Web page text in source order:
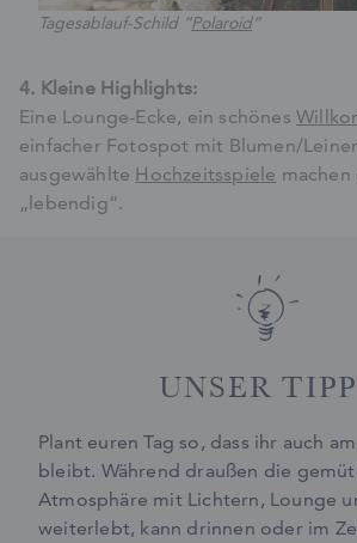
Tagesablauf-Schild “Polaroid”
4. Kleine Highlights:
Eine Lounge-Ecke, ein schönes
einfacher Fotospot mit Blumen/
ausgewählte Hochzeitsspiele
„lebendig“.
UNSER TIPP
Plant euren Tag so, dass ihr auch
bleibt. Während draußen die
Atmosphäre mit Lichtern, Lounge
weiterlebt, kann drinnen oder im